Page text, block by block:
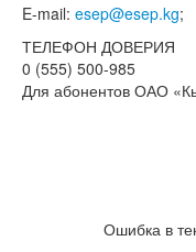
E-mail: esep@esep.kg;
ТЕЛЕФОН ДОВЕРИЯ
0 (555) 500-985
Для абонентов ОАО
Ошибка в